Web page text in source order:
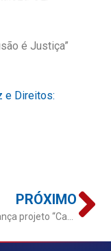
é Justiça”
e Direitos:
PRÓXIMO